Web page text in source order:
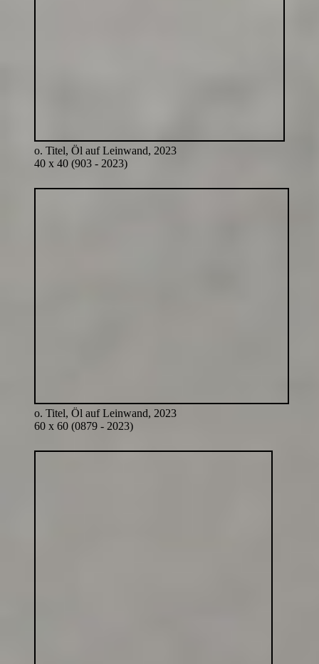
o. Titel, Öl auf Leinwand, 2023
40 x 40 (903 - 2023)
o. Titel, Öl auf Leinwand, 2023
60 x 60 (0879 - 2023)